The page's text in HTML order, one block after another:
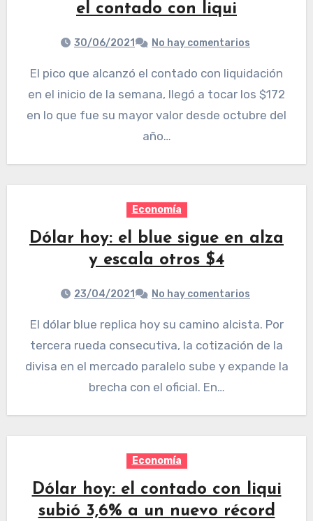
el contado con liqui
30/06/2021 No hay comentarios
El pico que alcanzó el contado con liquidación
en el inicio de la semana, llegó a tocar los $172
en lo que fue su mayor valor desde octubre del
año…
Economía
Dólar hoy: el blue sigue en alza
y escala otros $4
23/04/2021 No hay comentarios
El dólar blue replica hoy su camino alcista. Por
tercera rueda consecutiva, la cotización de la
divisa en el mercado paralelo sube y expande la
brecha con el oficial. En…
Economía
Dólar hoy: el contado con liqui
subió 3,6% a un nuevo récord